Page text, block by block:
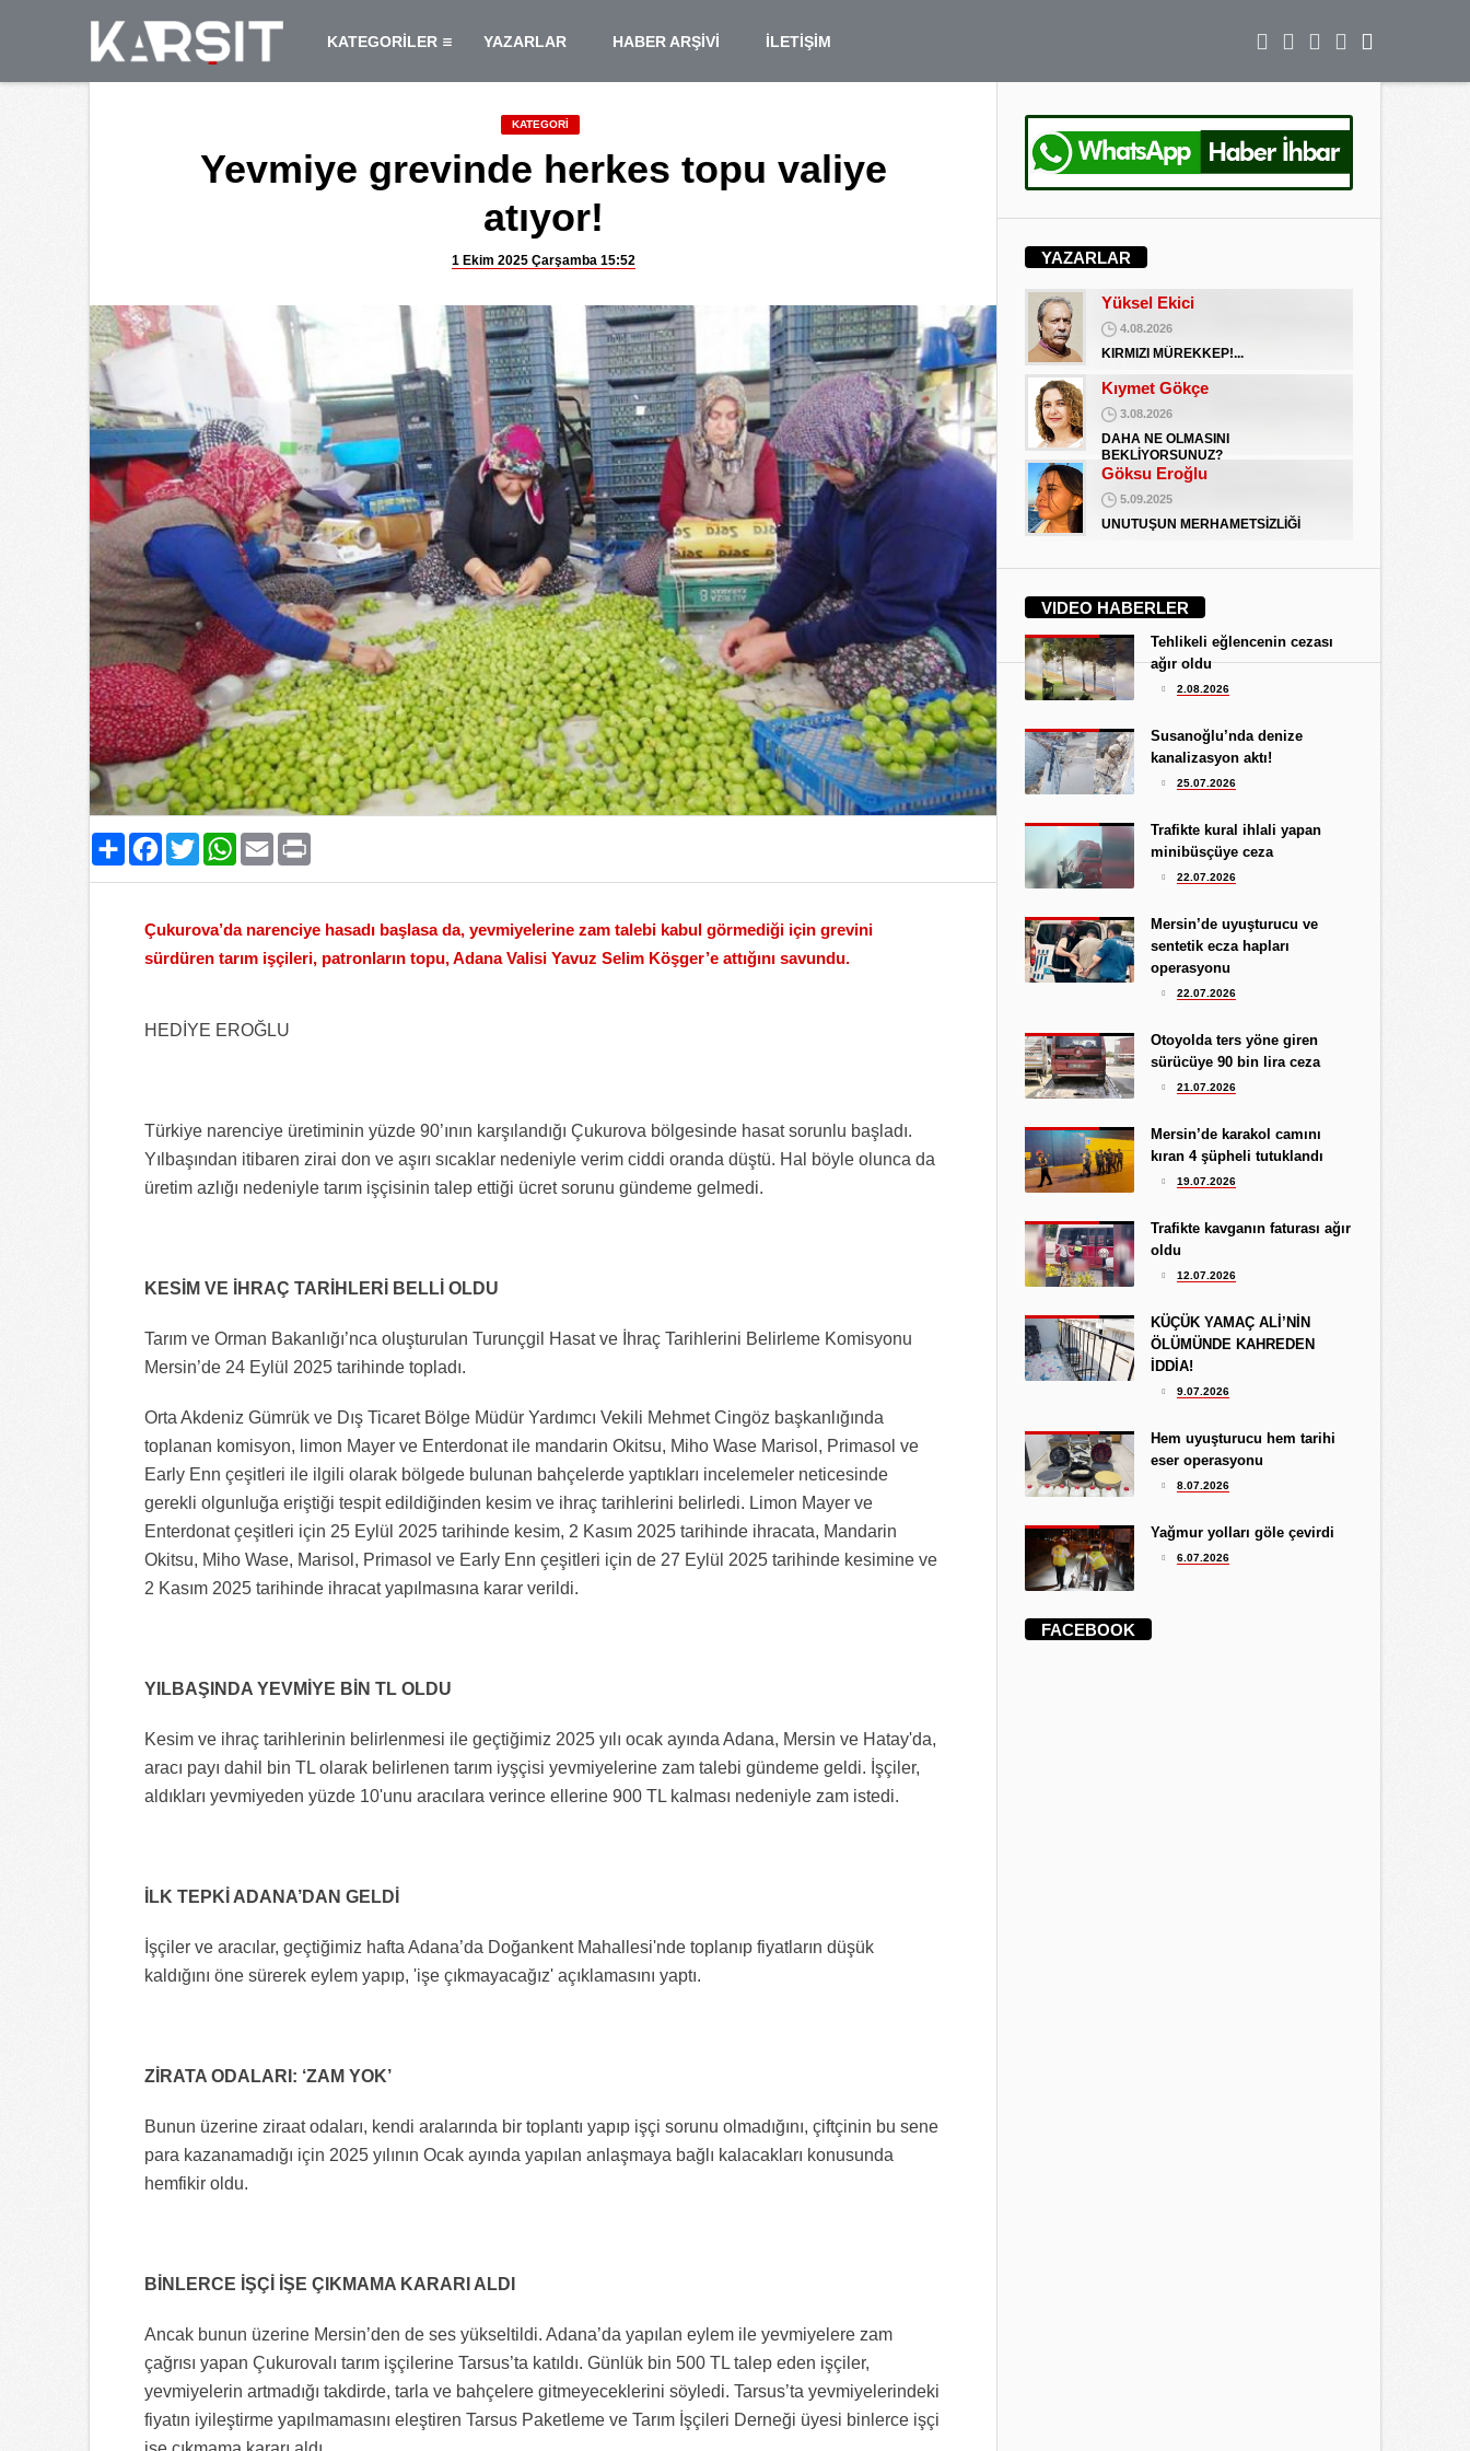
KATEGORİLER YAZARLAR HABER ARŞİVİ İLETİŞİM
KATEGORİ
Yevmiye grevinde herkes topu valiye
atıyor!
1 Ekim 2025 Çarşamba 15:52
PaylaşFacebook
TwitterWhatsApp
Email
Çukurova’da narenciye hasadı başlasa da, yevmiyelerine zam talebi kabul görmediği için grevini
sürdüren tarım işçileri, patronların topu, Adana Valisi Yavuz Selim Köşger’e attığını savundu.
HEDİYE EROĞLU
Türkiye narenciye üretiminin yüzde 90’ının karşılandığı Çukurova bölgesinde hasat sorunlu başladı.
Yılbaşından itibaren zirai don ve aşırı sıcaklar nedeniyle verim ciddi oranda düştü. Hal böyle olunca da
üretim azlığı nedeniyle tarım işçisinin talep ettiği ücret sorunu gündeme gelmedi.
KESİM VE İHRAÇ TARİHLERİ BELLİ OLDU
Tarım ve Orman Bakanlığı’nca oluşturulan Turunçgil Hasat ve İhraç Tarihlerini Belirleme Komisyonu
Mersin’de 24 Eylül 2025 tarihinde topladı.
Orta Akdeniz Gümrük ve Dış Ticaret Bölge Müdür Yardımcı Vekili Mehmet Cingöz başkanlığında
toplanan komisyon, limon Mayer ve Enterdonat ile mandarin Okitsu, Miho Wase Marisol, Primasol ve
Early Enn çeşitleri ile ilgili olarak bölgede bulunan bahçelerde yaptıkları incelemeler neticesinde
gerekli olgunluğa eriştiği tespit edildiğinden kesim ve ihraç tarihlerini belirledi. Limon Mayer ve
Enterdonat çeşitleri için 25 Eylül 2025 tarihinde kesim, 2 Kasım 2025 tarihinde ihracata, Mandarin
Okitsu, Miho Wase, Marisol, Primasol ve Early Enn çeşitleri için de 27 Eylül 2025 tarihinde kesimine ve
2 Kasım 2025 tarihinde ihracat yapılmasına karar verildi.
YILBAŞINDA YEVMİYE BİN TL OLDU
Kesim ve ihraç tarihlerinin belirlenmesi ile geçtiğimiz 2025 yılı ocak ayında Adana, Mersin ve Hatay'da,
aracı payı dahil bin TL olarak belirlenen tarım iyşçisi yevmiyelerine zam talebi gündeme geldi. İşçiler,
aldıkları yevmiyeden yüzde 10'unu aracılara verince ellerine 900 TL kalması nedeniyle zam istedi.
İLK TEPKİ ADANA’DAN GELDİ
İşçiler ve aracılar, geçtiğimiz hafta Adana’da Doğankent Mahallesi'nde toplanıp fiyatların düşük
kaldığını öne sürerek eylem yapıp, 'işe çıkmayacağız' açıklamasını yaptı.
ZİRATA ODALARI: ‘ZAM YOK’
Bunun üzerine ziraat odaları, kendi aralarında bir toplantı yapıp işçi sorunu olmadığını, çiftçinin bu sene
para kazanamadığı için 2025 yılının Ocak ayında yapılan anlaşmaya bağlı kalacakları konusunda
hemfikir oldu.
BİNLERCE İŞÇİ İŞE ÇIKMAMA KARARI ALDI
Ancak bunun üzerine Mersin’den de ses yükseltildi. Adana’da yapılan eylem ile yevmiyelere zam
çağrısı yapan Çukurovalı tarım işçilerine Tarsus’ta katıldı. Günlük bin 500 TL talep eden işçiler,
yevmiyelerin artmadığı takdirde, tarla ve bahçelere gitmeyeceklerini söyledi. Tarsus’ta yevmiyelerindeki
fiyatın iyileştirme yapılmamasını eleştiren Tarsus Paketleme ve Tarım İşçileri Derneği üyesi binlerce işçi
YAZARLAR
Hediye Eroğlu
3.08.2026
Koray Ünlü
BATSIN BU DÜNYA
Yüksel Ekici
4.08.2026
KIRMIZI MÜREKKEP!...
Kıymet Gökçe
3.08.2026
DAHA NE OLMASINI
BEKLİYORSUNUZ?
Göksu Eroğlu
5.09.2025
UNUTUŞUN MERHAMETSİZLİĞİ
İŞGALCİ GÖRÜNÜMLÜ HALK!
Koray Ünlü
10.09.2024
BATSIN BU DÜNYA
Yüksel Ekici
4.08.2026
KIRMIZI MÜREKKEP!...
3.08.2026
DAHA NE OLMASINI
BEKLİYORSUNUZ?
5.09.2025
UNUTUŞUN MERHAMETSİZLİĞİ
Hediye Eroğlu
İŞGALCİ GÖRÜNÜMLÜ HALK!
Koray Ünlü
10.09.2024
VIDEO HABERLER
Tehlikeli eğlencenin cezası
ağır oldu
2.08.2026
Susanoğlu’nda denize
kanalizasyon aktı!
25.07.2026
Trafikte kural ihlali yapan
minibüsçüye ceza
22.07.2026
Mersin’de uyuşturucu ve
sentetik ecza hapları
operasyonu
22.07.2026
Otoyolda ters yöne giren
sürücüye 90 bin lira ceza
21.07.2026
Mersin’de karakol camını
kıran 4 şüpheli tutuklandı
19.07.2026
Trafikte kavganın faturası ağır
oldu
12.07.2026
KÜÇÜK YAMAÇ ALİ’NİN
ÖLÜMÜNDE KAHREDEN
İDDİA!
9.07.2026
Hem uyuşturucu hem tarihi
eser operasyonu
8.07.2026
Yağmur yolları göle çevirdi
6.07.2026
FACEBOOK